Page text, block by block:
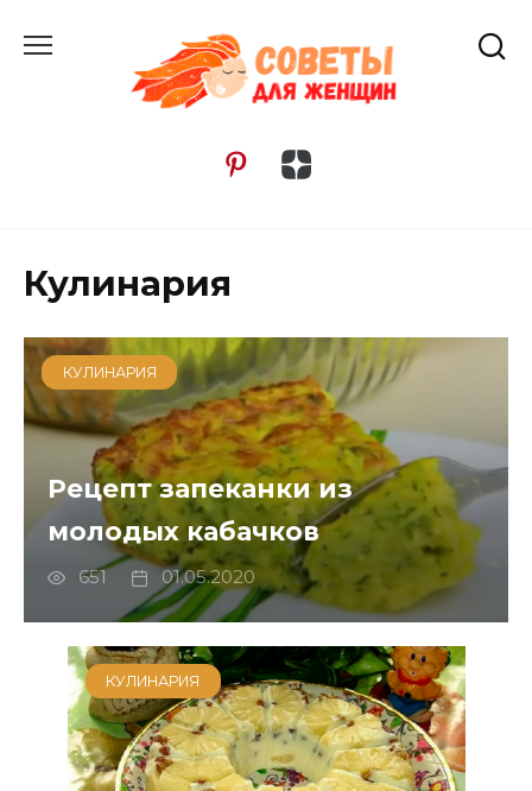
содержанию
Кулинария
КУЛИНАРИЯ
Рецепт запеканки из
молодых кабачков
651 01.05.2020
КУЛИНАРИЯ